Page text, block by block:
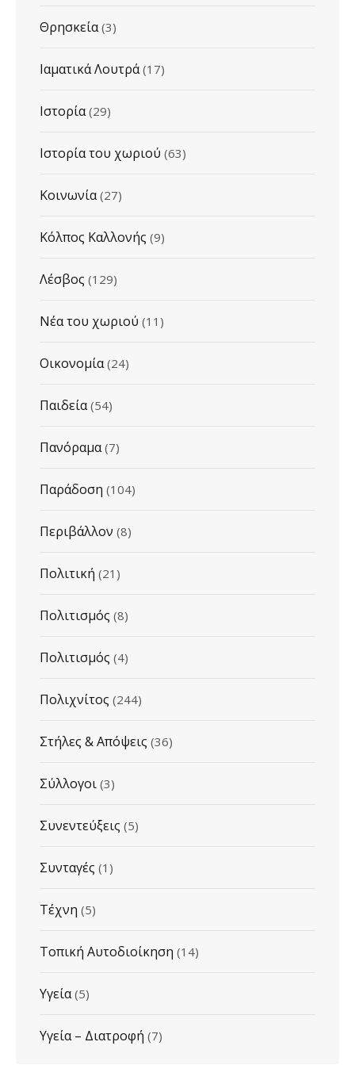
Θρησκεία(3)
Ιαματικά Λουτρά(17)
Ιστορία(29)
Ιστορία του χωριού (63)
Κοινωνία(27)
Κόλπος Καλλονής (9)
Λέσβος (129)
Νέα του χωριού (11)
Οικονομία(24)
Παιδεία(54)
Πανόραμα(7)
Παράδοση (104)
Περιβάλλον (8)
Πολιτική (21)
Πολιτισμός (8)
Πολιτισμός (4)
Πολιχνίτος (244)
Στήλες & Απόψεις (36)
Σύλλογοι (3)
Συνεντεύξεις (5)
Συνταγές (1)
Τέχνη (5)
Τοπική Αυτοδιοίκηση (14)
Υγεία(5)
Υγεία – Διατροφή (7)